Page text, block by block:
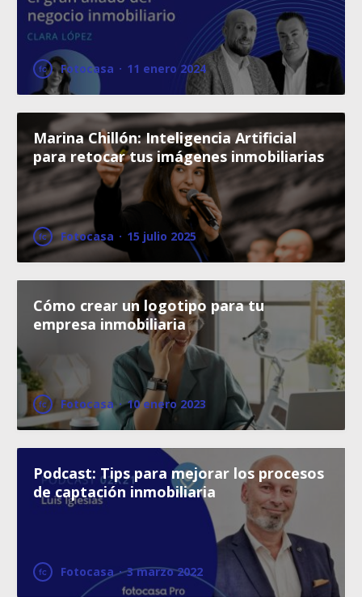
Fotocasa · 11 enero 2024
Marina Chillón: Inteligencia Artificial
para retocar tus imágenes inmobiliarias
Fotocasa · 15 julio 2025
Cómo crear un logotipo para tu
empresa inmobiliaria
Fotocasa · 10 enero 2023
Podcast: Tips para mejorar los procesos
de captación inmobiliaria
Fotocasa · 3 marzo 2022